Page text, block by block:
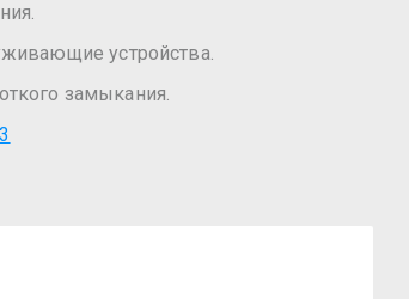
устройства.
замыкания.